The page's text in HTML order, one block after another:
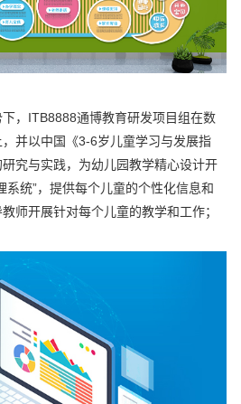
，ITB8888通博教育研发项目组在数
并以中国《3-6岁儿童学习与发展指
究与实践，为幼儿园教学精心设计开
系统”，提供每个儿童的个性化信息和
师开展针对每个儿童的教学和工作；